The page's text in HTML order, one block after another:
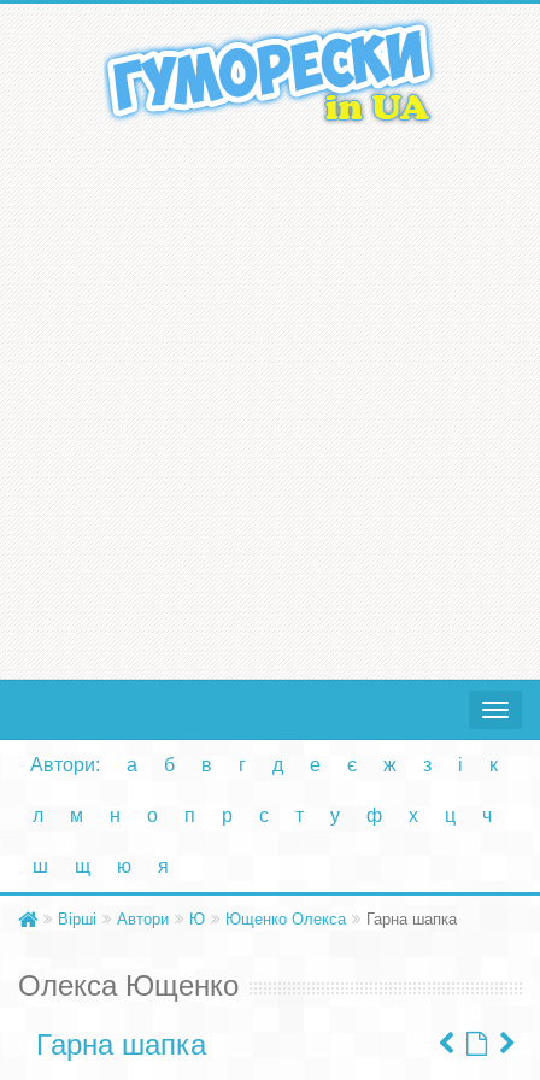
Toggle
Автори: а б в г д е є ж з і к
л м н о п р с т у ф х ц ч
ш щ ю я
Вірші Автори Ю Ющенко Олекса Гарна шапка
Олекса Ющенко
Гарна шапка